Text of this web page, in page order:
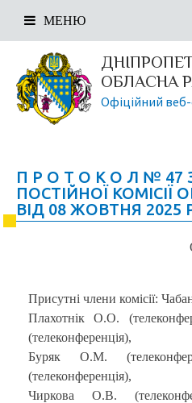
ОБЛАСНА
Офіційний
МЕНЮ
П Р О Т О К О Л № 47
ПОСТІЙНОЇ КОМІСІЇ
ВІД 08 ЖОВТНЯ 2025
Присутні члени комісії:
Плахотнік О.О.
(телеконференція),
Буряк О.М.
(телеконференція),
Чиркова О.В.